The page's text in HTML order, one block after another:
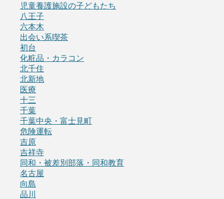
児童養護施設の子どもたち
八王子
六本木
出会い系喫茶
初台
化粧品・カラコン
北千住
北新地
医療
十三
千葉
千葉中央・富士見町
危険運転
吉原
吉祥寺
同和・被差別部落・同和教育
名古屋
向島
品川